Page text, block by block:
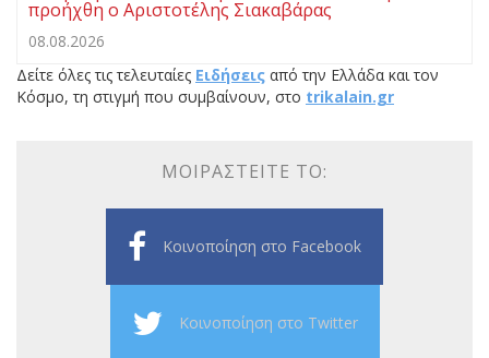
προήχθη ο Αριστοτέλης Σιακαβάρας
08.08.2026
Δείτε όλες τις τελευταίες Ειδήσεις από την Ελλάδα και τον
Κόσμο, τη στιγμή που συμβαίνουν, στο trikalain.gr
ΜΟΙΡΑΣΤΕΊΤΕ ΤΟ:
Κοινοποίηση στο Facebook
Κοινοποίηση στο Twitter